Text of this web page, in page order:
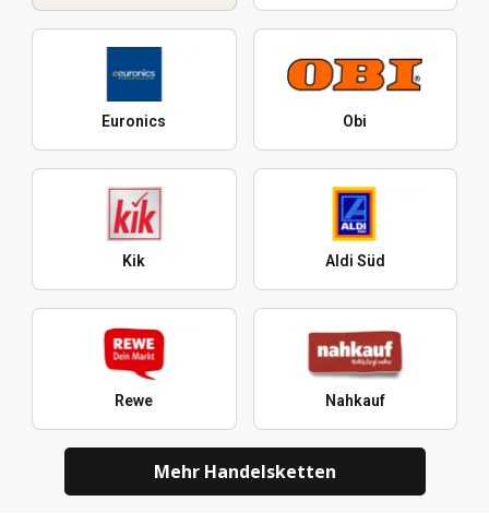
Euronics Obi
Kik Aldi Süd
Rewe Nahkauf
Mehr Handelsketten